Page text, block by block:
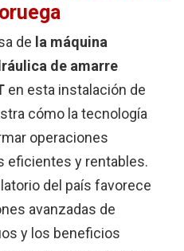
de la máquina
de amarre
en esta instalación de
cómo la tecnología
operaciones
eficientes y rentables.
del país favorece
avanzadas de
y los beneficios